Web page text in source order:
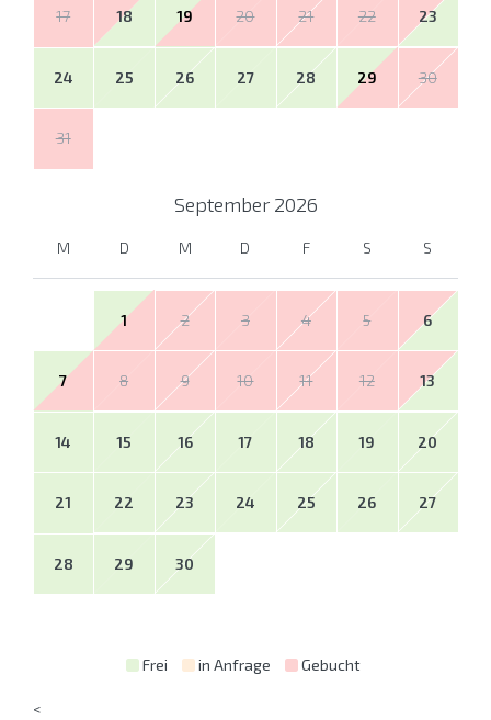
17 18 19 20 21 22 23
24 25 26 27 28 29 30
31
September 2026
M D M D F S S
1 2 3 4 5 6
7 8 9 10 11 12 13
14 15 16 17 18 19 20
21 22 23 24 25 26 27
28 29 30
Frei in Anfrage Gebucht
<